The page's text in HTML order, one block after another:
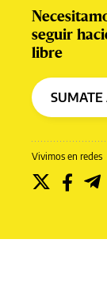
Vivimos en redes
seguir
libre
SUMATE